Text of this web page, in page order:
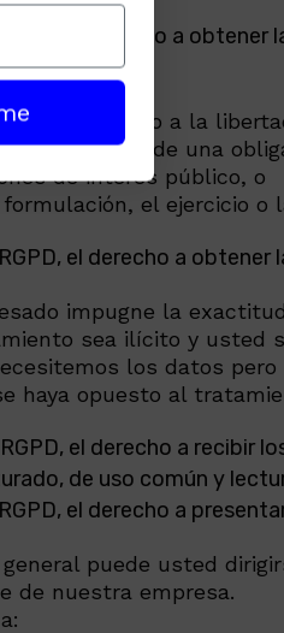
RGPD, el derecho a
el derecho a la
de una
de interés público, o
el ejercicio o
el derecho a
impugne la
sea ilícito y usted
los datos
haya opuesto al
el derecho a recibir
de uso común y
el derecho a
general puede usted
de nuestra empresa.